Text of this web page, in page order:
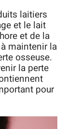
laitiers
et le lait
et de la
maintenir la
osseuse.
la perte
pour